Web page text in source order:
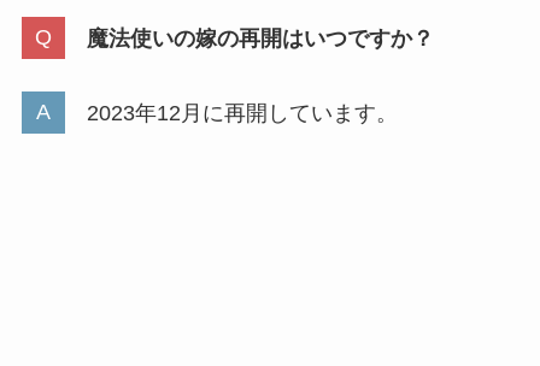
魔法使いの嫁の再開はいつですか？
2023年12月に再開しています。